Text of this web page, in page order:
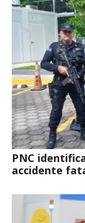
PNC
accidente